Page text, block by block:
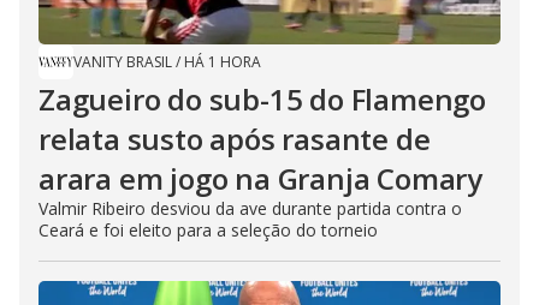
VANITY BRASIL/ HÁ 1 HORA
Zagueiro do sub-15 do Flamengo
relata susto após rasante de
arara em jogo na Granja Comary
Valmir Ribeiro desviou da ave durante partida contra o
Ceará e foi eleito para a seleção do torneio